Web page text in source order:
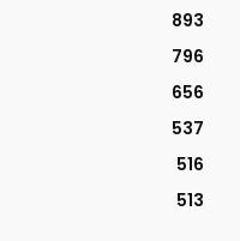
893
796
656
537
516
513